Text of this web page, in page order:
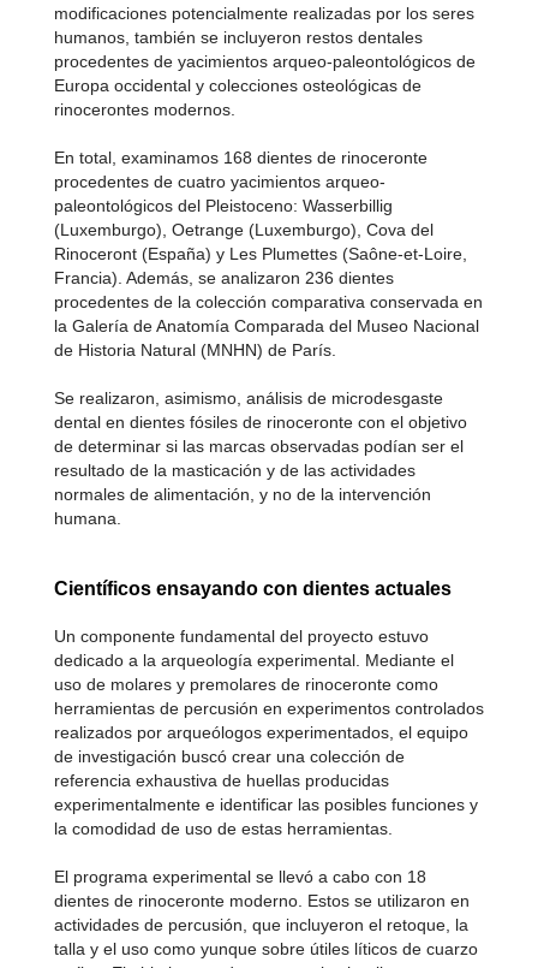
modificaciones potencialmente realizadas por los seres
humanos, también se incluyeron restos dentales
procedentes de yacimientos arqueo-paleontológicos de
Europa occidental y colecciones osteológicas de
rinocerontes modernos.
En total, examinamos 168 dientes de rinoceronte
procedentes de cuatro yacimientos arqueo-
paleontológicos del Pleistoceno: Wasserbillig
(Luxemburgo), Oetrange (Luxemburgo), Cova del
Rinoceront (España) y Les Plumettes (Saône-et-Loire,
Francia). Además, se analizaron 236 dientes
procedentes de la colección comparativa conservada en
la Galería de Anatomía Comparada del Museo Nacional
de Historia Natural (MNHN) de París.
Se realizaron, asimismo, análisis de microdesgaste
dental en dientes fósiles de rinoceronte con el objetivo
de determinar si las marcas observadas podían ser el
resultado de la masticación y de las actividades
normales de alimentación, y no de la intervención
humana.
Científicos ensayando con dientes actuales
Un componente fundamental del proyecto estuvo
dedicado a la arqueología experimental. Mediante el
uso de molares y premolares de rinoceronte como
herramientas de percusión en experimentos controlados
realizados por arqueólogos experimentados, el equipo
de investigación buscó crear una colección de
referencia exhaustiva de huellas producidas
experimentalmente e identificar las posibles funciones y
la comodidad de uso de estas herramientas.
El programa experimental se llevó a cabo con 18
dientes de rinoceronte moderno. Estos se utilizaron en
actividades de percusión, que incluyeron el retoque, la
talla y el uso como yunque sobre útiles líticos de cuarzo